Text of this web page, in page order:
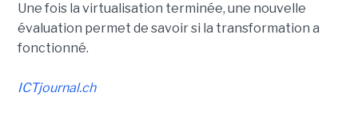
Une fois la virtualisation terminée, une nouvelle
évaluation permet de savoir si la transformation a
fonctionné.
ICTjournal.ch